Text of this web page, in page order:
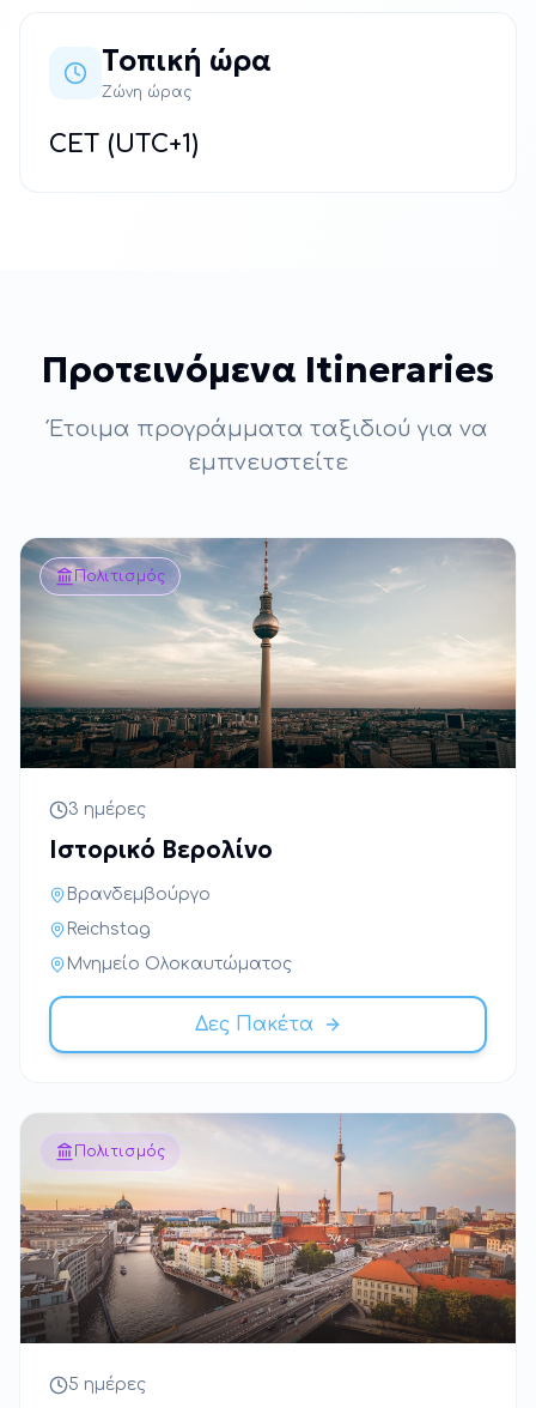
Τοπική ώρα
Ζώνη ώρας
CET (UTC+1)
Προτεινόμενα Itineraries
Έτοιμα προγράμματα ταξιδιού για να
εμπνευστείτε
Πολιτισμός
3 ημέρες
Ιστορικό Βερολίνο
Βρανδεμβούργο
Reichstag
Μνημείο Ολοκαυτώματος
Δες Πακέτα
Πολιτισμός
5 ημέρες